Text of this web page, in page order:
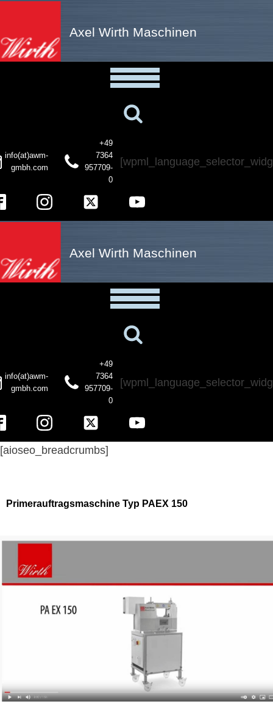
Axel Wirth Maschinen
info(at)awm-
gmbh.com
+49
7364
957709-
0
Axel Wirth Maschinen
info(at)awm-
gmbh.com
+49
7364
957709-
0
[aioseo_breadcrumbs]
Primerauftragsmaschine Typ PAEX 150